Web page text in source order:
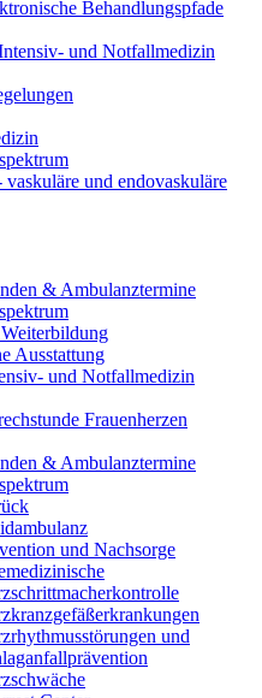
Behandlungspfade
und Notfallmedizin
und endovaskuläre
& Ambulanztermine
Ausstattung
und Notfallmedizin
Frauenherzen
& Ambulanztermine
und Nachsorge
und